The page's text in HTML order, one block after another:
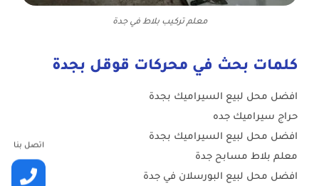
معلم تركيب بلاط في جدة
كلمات بحث في محركات قوقل بجدة
افضل محل لبيع السيراميك بجدة
حراج سيراميك جده
افضل محل لبيع السيراميك بجدة
معلم بلاط مسابح جدة
افضل محل لبيع البورسلان في جدة
اتصل بنا